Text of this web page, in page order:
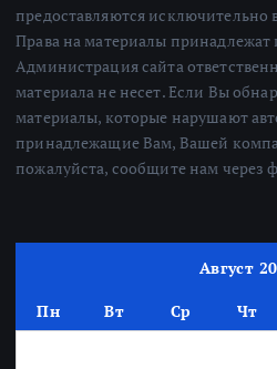
предоставляются исключительно
Права на материалы принадлежат
Администрация сайта
материала не несет. Если Вы
материалы, которые нарушают
принадлежащие Вам, Вашей
пожалуйста, сообщите нам через
Август
Пн Вт Ср Чт